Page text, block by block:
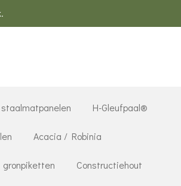
staalmatpanelen H-Gleufpaal®
Acacia / Robinia
gronpiketten Constructiehout